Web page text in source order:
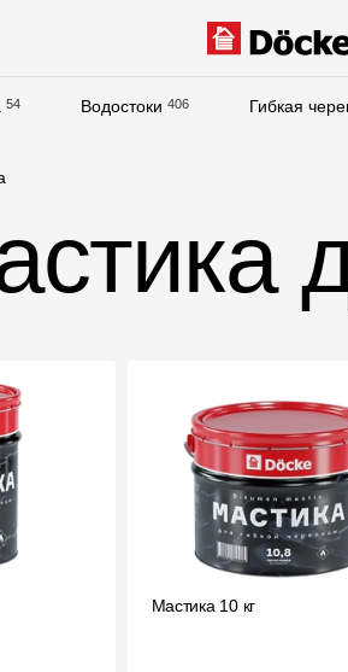
54 Водостоки 406 Гибкая
Инструкции
Технические
Гарантии
Чертежи
Текстуры
Фото объектов
Вопрос-ответ/
Мастика 10 кг